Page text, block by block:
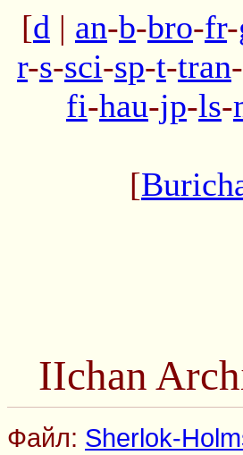
[d | an-b-bro-fr-
r-s-sci-sp-t-tran-
fi-hau-jp-ls-
[
IIchan
Файл: Sherlok-